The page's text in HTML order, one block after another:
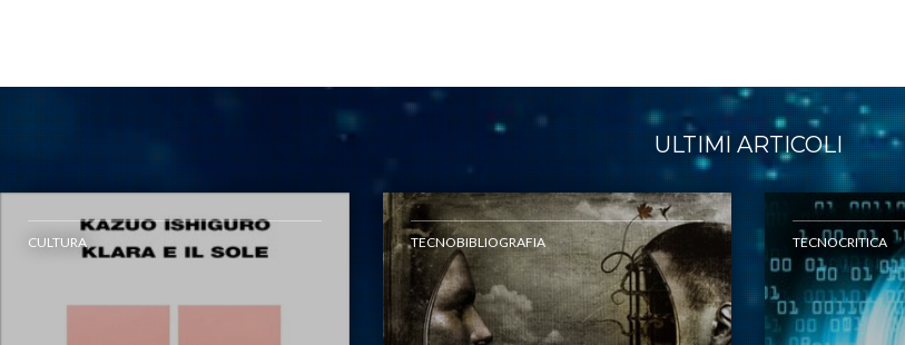
ULTIMI ARTICOLI
CULTURA TECNOBIBLIOGRAFIA TECNOCRITICA